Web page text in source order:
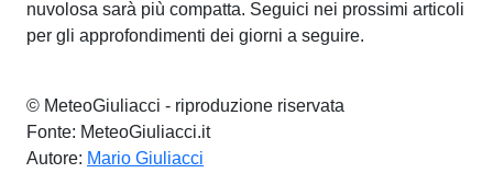
nuvolosa sarà più compatta. Seguici nei prossimi articoli
per gli approfondimenti dei giorni a seguire.
© MeteoGiuliacci - riproduzione riservata
Fonte: MeteoGiuliacci.it
Autore: Mario Giuliacci